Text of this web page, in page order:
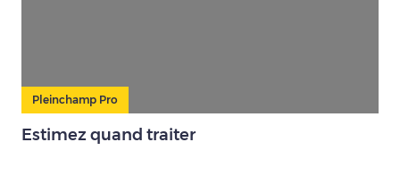
Pleinchamp Pro
Estimez quand traiter